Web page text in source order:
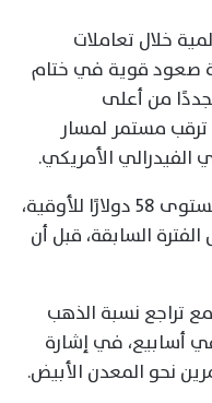
خلال تعاملات
صعود قوية في ختام
من أعلى
مستمر لمسار
الفيدرالي الأمريكي.
وبدأت الفضة الأسبوع بالقرب من مستوى 58 دولارًا للأوقية،
السابقة، قبل أن
الثلاثاء بنحو 2.5%، مع تراجع نسبة الذهب
أسابيع، في إشارة
نحو المعدن الأبيض.